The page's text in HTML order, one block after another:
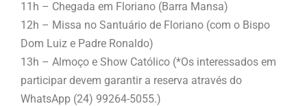
11h – Chegada em Floriano (Barra Mansa)
12h – Missa no Santuário de Floriano (com o Bispo
Dom Luiz e Padre Ronaldo)
13h – Almoço e Show Católico (*Os interessados em
participar devem garantir a reserva através do
WhatsApp (24) 99264-5055.)